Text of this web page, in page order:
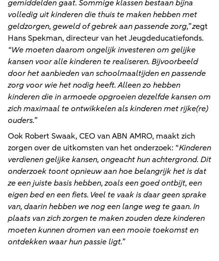
gemiddelden gaat. Sommige klassen bestaan bijna
volledig uit kinderen die thuis te maken hebben met
geldzorgen, geweld of gebrek aan passende zorg,” zegt
Hans Spekman, directeur van het Jeugdeducatiefonds.
“We moeten daarom ongelijk investeren om gelijke
kansen voor alle kinderen te realiseren. Bijvoorbeeld
door het aanbieden van schoolmaaltijden en passende
zorg voor wie het nodig heeft. Alleen zo hebben
kinderen die in armoede opgroeien dezelfde kansen om
zich maximaal te ontwikkelen als kinderen met rijke(re)
ouders.”
Ook Robert Swaak, CEO van ABN AMRO, maakt zich
zorgen over de uitkomsten van het onderzoek: “Kinderen
verdienen gelijke kansen, ongeacht hun achtergrond. Dit
onderzoek toont opnieuw aan hoe belangrijk het is dat
ze een juiste basis hebben, zoals een goed ontbijt, een
eigen bed en een fiets. Veel te vaak is daar geen sprake
van, daarin hebben we nog een lange weg te gaan. In
plaats van zich zorgen te maken zouden deze kinderen
moeten kunnen dromen van een mooie toekomst en
ontdekken waar hun passie ligt.”